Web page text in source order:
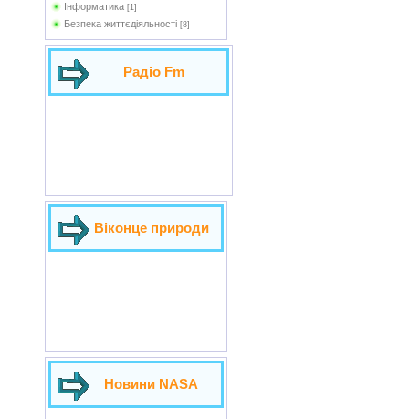
Інформатика [1]
Безпека життєдіяльності [8]
Радіо Fm
Віконце природи
Новини NASA